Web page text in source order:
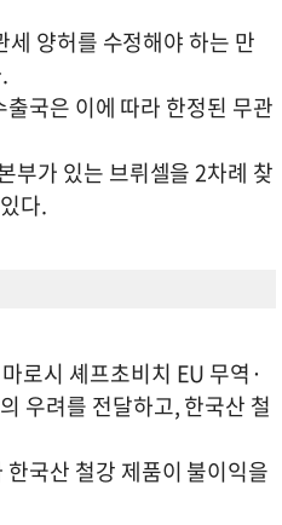
양허를 수정해야 하는 만
국은 이에 따라 한정된 무관
부가 있는 브뤼셀을 2차례 찾
다.
로시 셰프초비치 EU 무역·
우려를 전달하고, 한국산 철
국산 철강 제품이 불이익을